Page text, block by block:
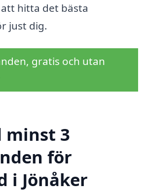
hitta det bästa
just dig.
gratis och utan
minst 3
för
i Jönåker